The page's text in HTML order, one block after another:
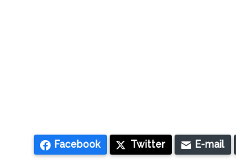
Facebook Twitter E-mail